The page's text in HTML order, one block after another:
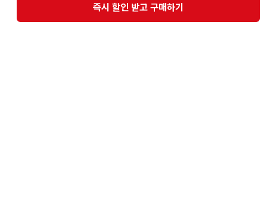
즉시 할인 받고 구매하기